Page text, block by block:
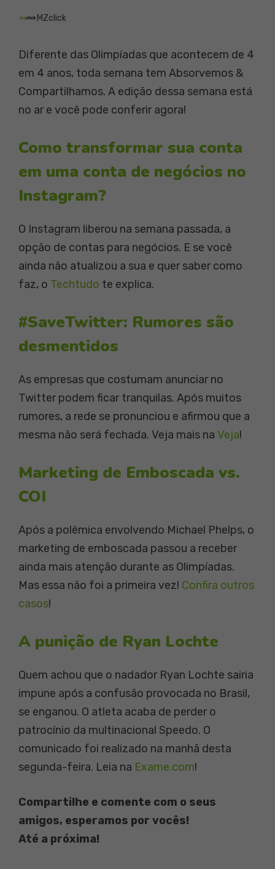
MZclick
Diferente das Olimpíadas que acontecem de 4
em 4 anos, toda semana tem Absorvemos &
Compartilhamos. A edição dessa semana está
no ar e você pode conferir agora!
Como transformar sua conta
em uma conta de negócios no
Instagram?
O Instagram liberou na semana passada, a
opção de contas para negócios. E se você
ainda não atualizou a sua e quer saber como
faz, o Techtudo te explica.
#SaveTwitter: Rumores são
desmentidos
As empresas que costumam anunciar no
Twitter podem ficar tranquilas. Após muitos
rumores, a rede se pronunciou e afirmou que a
mesma não será fechada. Veja mais na Veja!
Marketing de Emboscada vs.
COI
Após a polêmica envolvendo Michael Phelps, o
marketing de emboscada passou a receber
ainda mais atenção durante as Olimpíadas.
Mas essa não foi a primeira vez! Confira outros
casos!
A punição de Ryan Lochte
Quem achou que o nadador Ryan Lochte sairia
impune após a confusão provocada no Brasil,
se enganou. O atleta acaba de perder o
patrocínio da multinacional Speedo. O
comunicado foi realizado na manhã desta
segunda-feira. Leia na Exame.com!
Compartilhe e comente com o seus
amigos, esperamos por vocês!
Até a próxima!